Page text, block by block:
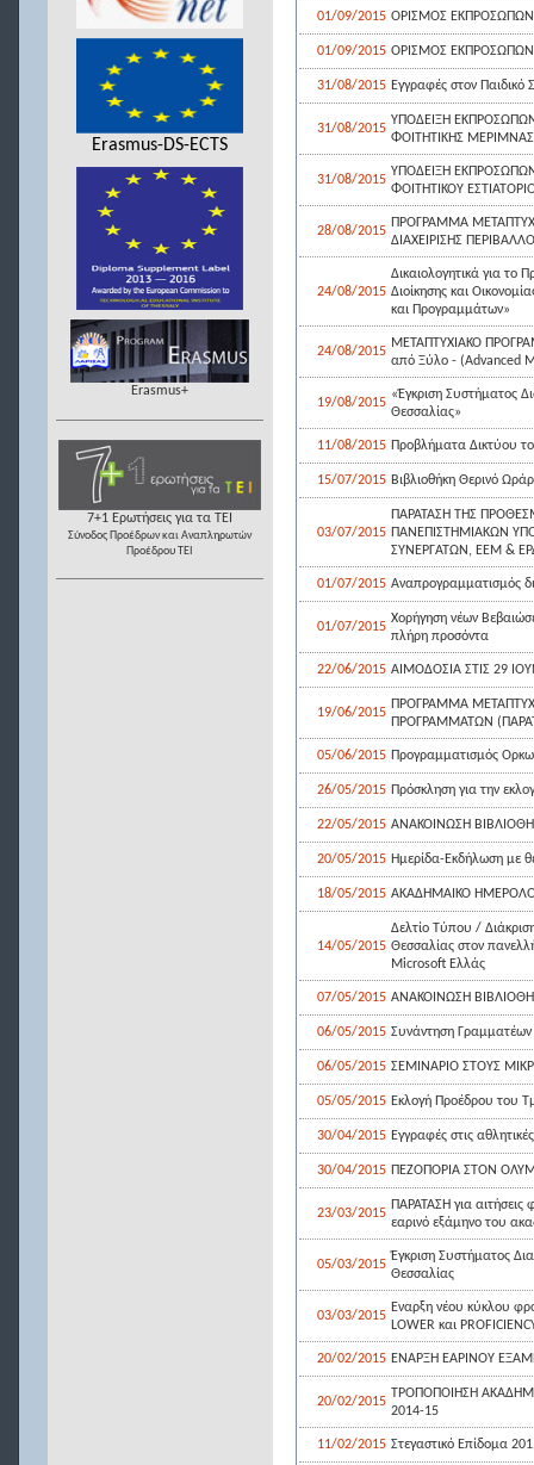
Erasmus-DS-ECTS
Erasmus+
7+1 Ερωτήσεις για τα ΤΕΙ
Σύνοδος Προέδρων και Αναπληρωτών
Προέδρου ΤΕΙ
01/09/2015 ΟΡΙΣΜΟΣ ΕΚΠΡΟΣΩΠΩΝ
01/09/2015 ΟΡΙΣΜΟΣ ΕΚΠΡΟΣΩΠΩΝ
31/08/2015 Εγγραφές στον Παιδικό
31/08/2015
ΥΠΟΔΕΙΞΗ
ΦΟΙΤΗΤΙΚΗΣ
31/08/2015
ΥΠΟΔΕΙΞΗ
ΦΟΙΤΗΤΙΚΟΥ
28/08/2015
ΠΡΟΓΡΑΜΜΑ
ΔΙΑΧΕΙΡΙΣΗΣ
24/08/2015
Δικαιολογητικά για
Διοίκησης και
και Προγραμμάτων»
24/08/2015
ΜΕΤΑΠΤΥΧΙΑΚΟ
από Ξύλο - (Advanced
19/08/2015
«Έγκριση Συστήματος
Θεσσαλίας»
11/08/2015 Προβλήματα Δικτύου
15/07/2015 Βιβλιοθήκη Θερινό
03/07/2015
ΠΑΡΑΤΑΣΗ ΤΗΣ
ΠΑΝΕΠΙΣΤΗΜΙΑΚΩΝ
ΣΥΝΕΡΓΑΤΩΝ, ΕΕΜ &
01/07/2015 Αναπρογραμματισμός
01/07/2015
Χορήγηση νέων
πλήρη προσόντα
22/06/2015 ΑΙΜΟΔΟΣΙΑ ΣΤΙΣ 29
19/06/2015
ΠΡΟΓΡΑΜΜΑ
ΠΡΟΓΡΑΜΜΑΤΩΝ
05/06/2015 Προγραμματισμός
26/05/2015 Πρόσκληση για την
22/05/2015 ΑΝΑΚΟΙΝΩΣΗ
20/05/2015 Ημερίδα-Εκδήλωση με
18/05/2015 ΑΚΑΔΗΜΑΙΚΟ
14/05/2015
Δελτίο Τύπου /
Θεσσαλίας στον
Microsoft Ελλάς
07/05/2015 ΑΝΑΚΟΙΝΩΣΗ
06/05/2015 Συνάντηση Γραμματέων
06/05/2015 ΣΕΜΙΝΑΡΙΟ ΣΤΟΥΣ
05/05/2015 Εκλογή Προέδρου του
30/04/2015 Εγγραφές στις
30/04/2015 ΠΕΖΟΠΟΡΙΑ ΣΤΟΝ
23/03/2015
ΠΑΡΑΤΑΣΗ για αιτήσεις
εαρινό εξάμηνο του
05/03/2015
Έγκριση Συστήματος
Θεσσαλίας
03/03/2015
Εναρξη νέου κύκλου
LOWER και
20/02/2015 ΕΝΑΡΞΗ ΕΑΡΙΝΟΥ
20/02/2015
ΤΡΟΠΟΠΟΙΗΣΗ
2014-15
11/02/2015 Στεγαστικό Επίδομα